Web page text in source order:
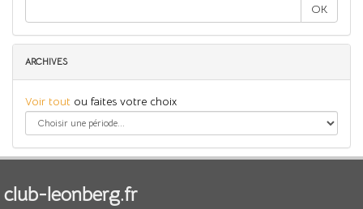
OK
ARCHIVES
Voir tout ou faites votre choix
club-leonberg.fr